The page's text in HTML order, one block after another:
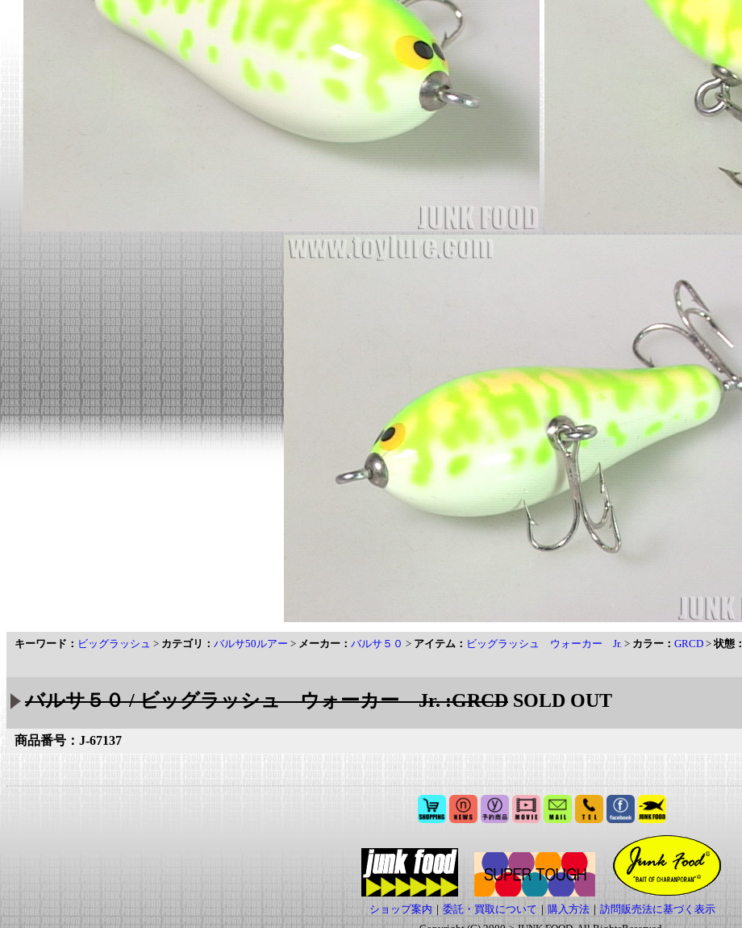
キーワード： ビッグラッシュ > カテゴリ： バルサ50ルアー > メーカー： バルサ５０ > アイテム： ビッグラッシュ ウォーカー Jr. > カラー： GRCD >状態：
バルサ５０ / ビッグラッシュ ウォーカー Jr. :GRCD SOLD OUT
商品番号：J-67137
ショップ案内 ｜ 委託・買取について ｜ 購入方法｜ 訪問販売法に基づく表示